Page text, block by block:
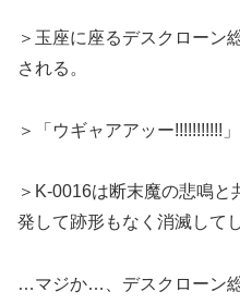
＞玉座に座るデスクローン
される。
＞「ウギャアアッー!!!!!!!!!!!」
＞K-0016は断末魔の悲鳴
発して跡形もなく消滅して
…マジか…、デスクローン